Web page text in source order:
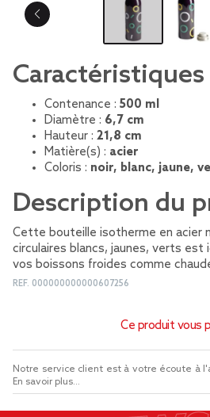
Contenance : 500 ml
Diamètre : 6,7 cm
Hauteur : 21,8 cm
Matière(s) : acier
Coloris : noir, blanc, jaune,
Description du
Cette bouteille isotherme en acier
circulaires blancs, jaunes, verts est
vos boissons froides comme
REF. 000000000000607256
Ce produit vous
Notre service client est à votre écoute à
En savoir plus...